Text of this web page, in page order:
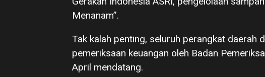
Menanam”.
Tak kalah penting, seluruh perangkat daerah
pemeriksaan keuangan oleh Badan
April mendatang.